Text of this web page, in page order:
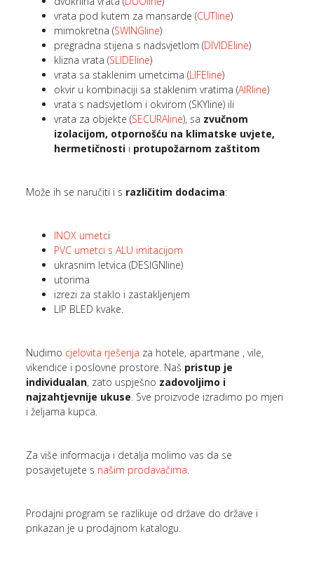
vrata pod kutem za mansarde (CUTline)
mimokretna (SWINGline)
pregradna stijena s nadsvjetlom (DIVIDEline)
klizna vrata (SLIDEline)
vrata sa staklenim umetcima (LIFEline)
okvir u kombinaciji sa staklenim vratima (AIRline)
vrata s nadsvjetlom i okvirom (SKYline) ili
vrata za objekte (SECURAline), sa zvučnom
izolacijom, otpornošću na klimatske uvjete,
hermetičnosti i protupožarnom zaštitom
Može ih se naručiti i s različitim dodacima:
INOX umetci
PVC umetci s ALU imitacijom
ukrasnim letvica (DESIGNline)
utorima
izrezi za staklo i zastakljenjem
LIP BLED kvake.
Nudimo cjelovita rješenja za hotele, apartmane , vile,
vikendice i poslovne prostore. Naš pristup je
individualan, zato uspješno zadovoljimo i
najzahtjevnije ukuse. Sve proizvode izradimo po mjeri
i željama kupca.
Za više informacija i detalja molimo vas da se
posavjetujete s našim prodavačima.
Prodajni program se razlikuje od države do države i
prikazan je u prodajnom katalogu.